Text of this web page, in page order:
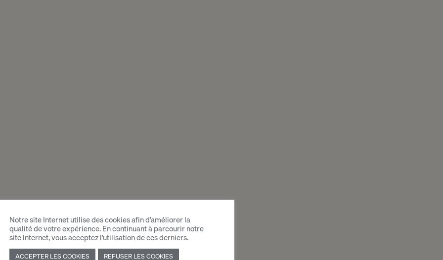
Notre site Internet utilise des cookies afin d’améliorer la
qualité de votre expérience. En continuant à parcourir notre
site Internet, vous acceptez l’utilisation de ces derniers.
ACCEPTER LES COOKIES REFUSER LES COOKIES